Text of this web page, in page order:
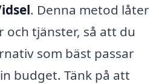
. Denna metod låter
och tjänster, så att du
som bäst passar
budget. Tänk på att